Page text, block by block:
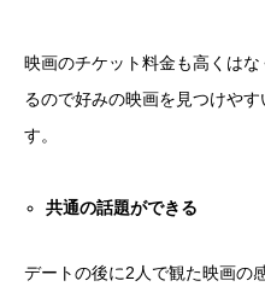
映画のチケット料金も高くは
るので好みの映画を見つけや
す。
共通の話題ができる
デートの後に2人で観た映画の